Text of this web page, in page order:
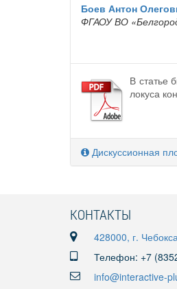
Боев Антон
ФГАОУ ВО
В статье
локуса
Дискуссионная
КОНТАКТЫ
428000, г.
Телефон: +7
info@interactive-